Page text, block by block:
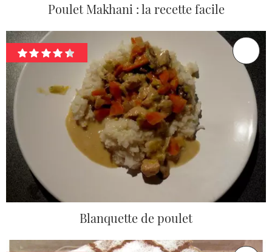
Poulet Makhani : la recette facile
Blanquette de poulet